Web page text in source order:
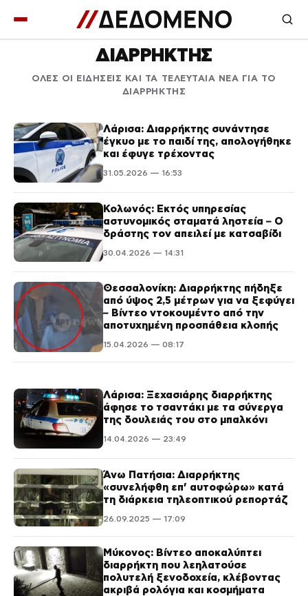
ΔΙΑΡΡΗΚΤΗΣ
ΟΛΕΣ ΟΙ ΕΙΔΗΣΕΙΣ ΚΑΙ ΤΑ ΤΕΛΕΥΤΑΙΑ ΝΕΑ ΓΙΑ ΤΟ
ΔΙΑΡΡΗΚΤΗΣ
Λάρισα: Διαρρήκτης συνάντησε
έγκυο με το παιδί της, απολογήθηκε
και έφυγε τρέχοντας
31.05.2026 — 16:53
Κολωνός: Εκτός υπηρεσίας
αστυνομικός σταματά ληστεία – Ο
δράστης τον απειλεί με κατσαβίδι
30.04.2026 — 14:31
Θεσσαλονίκη: Διαρρήκτης πήδηξε
από ύψος 2,5 μέτρων για να ξεφύγει
– Βίντεο ντοκουμέντο από την
αποτυχημένη προσπάθεια κλοπής
15.04.2026 — 08:17
Λάρισα: Ξεχασιάρης διαρρήκτης
άφησε το τσαντάκι με τα σύνεργα
της δουλειάς του στο μπαλκόνι
14.04.2026 — 23:49
Άνω Πατήσια: Διαρρήκτης
«συνελήφθη επ’ αυτοφώρω» κατά
τη διάρκεια τηλεοπτικού ρεπορτάζ
26.09.2025 — 17:09
Μύκονος: Βίντεο αποκαλύπτει
διαρρήκτη που λεηλατούσε
πολυτελή ξενοδοχεία, κλέβοντας
ακριβά ρολόγια και κοσμήματα